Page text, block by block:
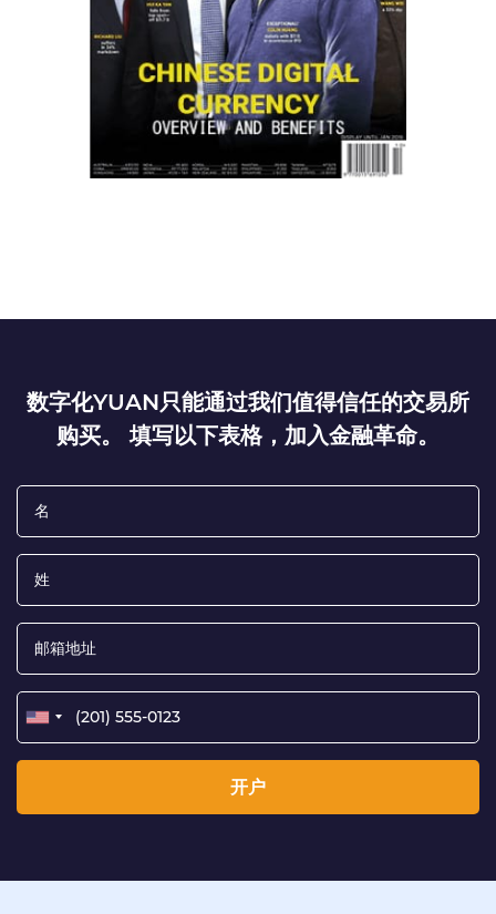
数字化YUAN只能通过我们值得信任的交易所
购买。 填写以下表格，加入金融革命。
开户